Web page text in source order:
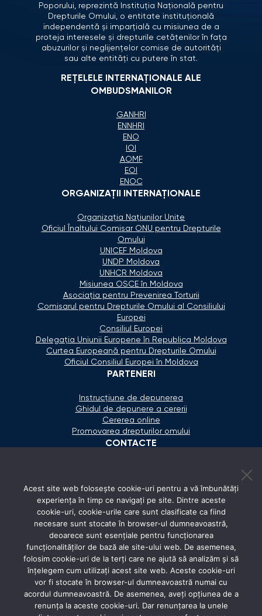
Poporului, reprezintă Instituția Națională pentru
Drepturile Omului, o entitate instituțională
independentă și imparțială cu misiunea de a
proteja interesele și drepturile cetățenilor în fața
abuzurilor și neglijențelor comise de autorități
sau alte entități cu putere în stat.
REȚELELE INTERNAȚIONALE ALE
OMBUDSMANILOR
GANHRI
ENNHRI
ENO
IOI
AOMF
EOI
ENOC
ORGANIZAŢII INTERNAŢIONALE
Organizaţia Naţiunilor Unite
Oficiul Înaltului Comisar ONU pentru Drepturile
Omului
UNICEF Moldova
UNDP Moldova
UNHCR Moldova
Misiunea OSCE în Moldova
Asociaţia pentru Prevenirea Torturii
Comisarul pentru Drepturile Omului al Consiliului
Europei
Consiliul Europei
Delegaţia Uniunii Europene în Republica Moldova
Curtea Europeană pentru Drepturile Omului
Oficiul Consiliul Europei în Moldova
PARTENERI
Instrucțiune de depunerea
Ghidul de depunere a cererii
Cererea online
Promovarea drepturilor omului
CONTACTE
secretariat@ombudsman.md
Strada Calea Ieşilor 11/3, Chişinău
Luni - Vineri: 08:00 - 17:00
REȚELE SOCIALE
Acest site web folosește cookie-uri pentru a vă îmbunătăți
experiența în timp ce navigați pe site. Dintre aceste
cookie-uri, cookie-urile care sunt clasificate ca fiind
necesare sunt stocate în browser-ul dumneavoastră,
deoarece sunt esențiale pentru funcționarea
funcționalităților de bază ale site-ului web. De asemenea,
folosim cookie-uri de la terți care ne ajută să analizăm și să
înțelegem cum utilizați acest site web. Aceste cookie-uri
vor fi stocate în browser-ul dumneavoastră numai cu
acordul dumneavoastră. De asemenea, aveți opțiunea de a
renunța la aceste cookie-uri. Dar renunțarea la unele